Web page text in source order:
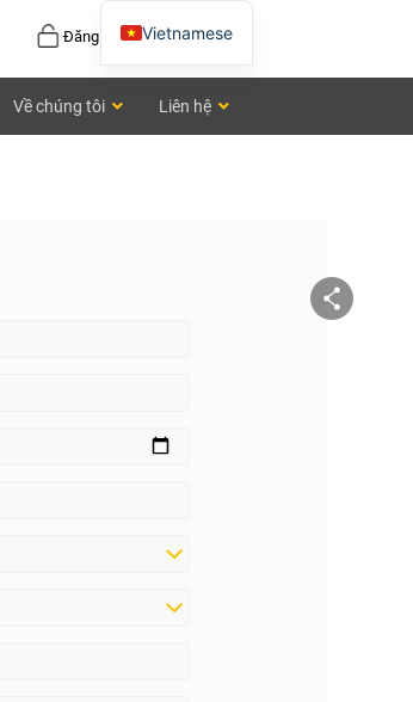
Đăng ký
Về chúng tôi Liên hệ
Vietnamese
Chinese